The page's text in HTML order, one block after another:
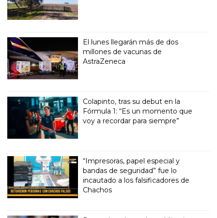
El lunes llegarán más de dos
millones de vacunas de
AstraZeneca
Colapinto, tras su debut en la
Fórmula 1: “Es un momento que
voy a recordar para siempre”
“Impresoras, papel especial y
bandas de seguridad” fue lo
incautado a los falsificadores de
Chachos